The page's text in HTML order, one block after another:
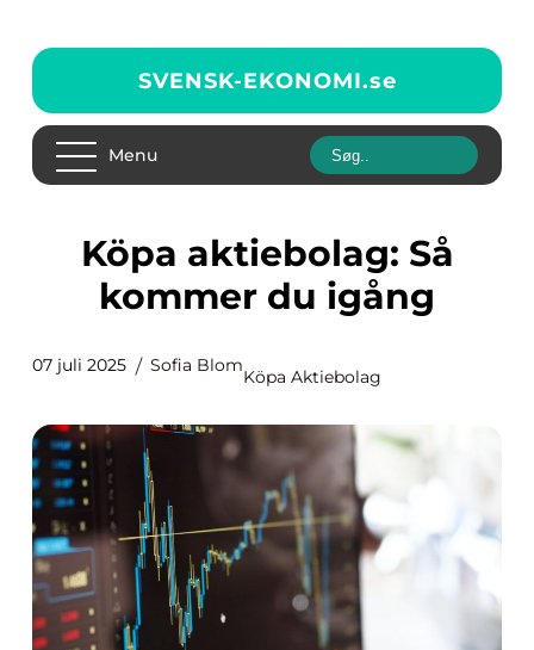
SVENSK-EKONOMI.se
Menu
Köpa aktiebolag: Så
kommer du igång
07 juli 2025 Sofia Blom
Köpa Aktiebolag